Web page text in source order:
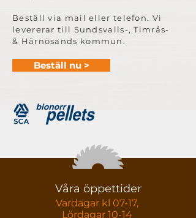
Beställ via mail eller telefon. Vi
levererar till Sundsvalls-, Timrås-
& Härnösands kommun.
Beställ nu >
Våra öppettider
Vardagar kl 07-17,
Lördagar 10-14